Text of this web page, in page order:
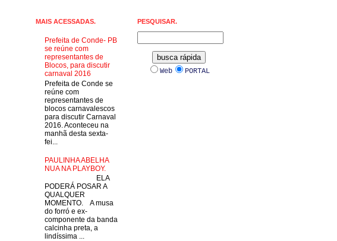
MAIS ACESSADAS.
Prefeita de Conde- PB
se reúne com
representantes de
Blocos, para discutir
carnaval 2016
Prefeita de Conde se
reúne com
representantes de
blocos carnavalescos
para discutir Carnaval
2016. Aconteceu na
manhã desta sexta-
fei...
PAULINHA ABELHA
NUA NA PLAYBOY.
ELA
PODERÁ POSAR A
QUALQUER
MOMENTO. A musa
do forró e ex-
componente da banda
calcinha preta, a
lindíssima ...
PESQUISAR.
Web PORTAL